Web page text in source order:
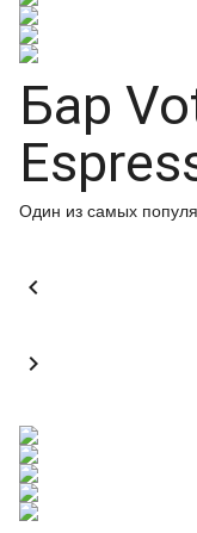
Бар
Один из самых

